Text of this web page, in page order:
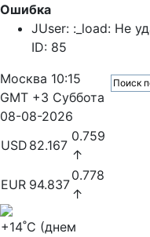
Ошибка
JUser: :_load: Не
ID: 85
Москва 10:15
GMT +3 Суббота
08-08-2026
USD 82.167
0.759
↑
EUR 94.837
0.778
↑
+14˚C (днем